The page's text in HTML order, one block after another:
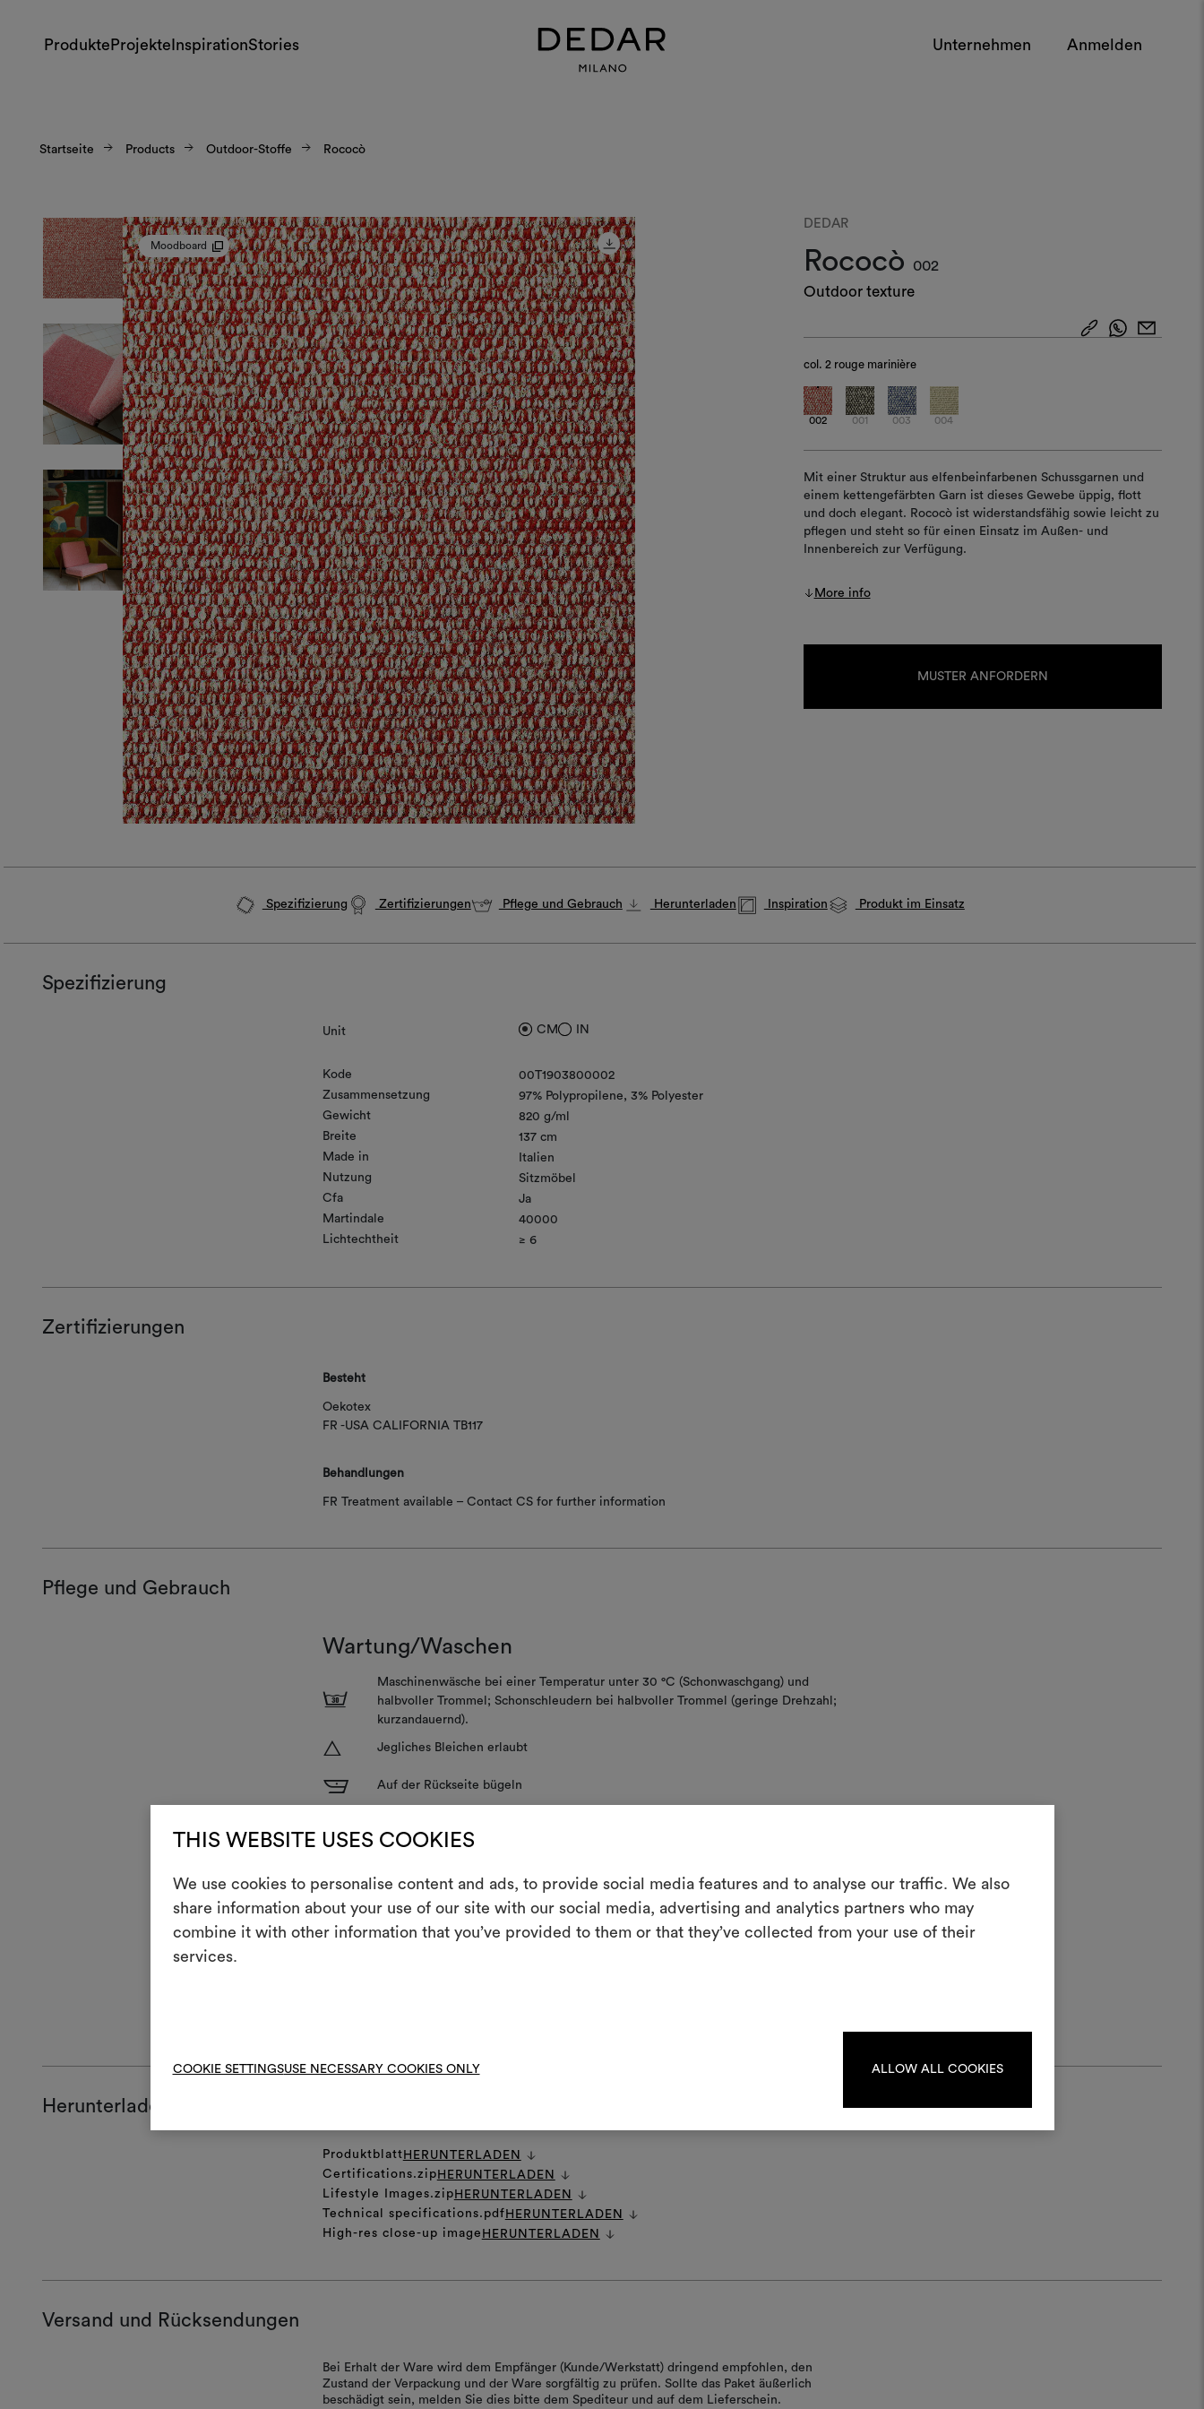
THIS WEBSITE USES COOKIES
We use cookies to personalise content and ads, to provide social media features and to analyse our traffic. We also
share information about your use of our site with our social media, advertising and analytics partners who may
combine it with other information that you’ve provided to them or that they’ve collected from your use of their
services.
COOKIE SETTINGSUSE NECESSARY COOKIES ONLY ALLOW ALL COOKIES
Produkte Projekte InspirationStories Unternehmen Anmelden
Startseite Products Outdoor-Stoffe Rococò
Moodboard
DEDAR
Rococò
002
Outdoor texture
col. 2 rouge marinière
002 001 003 004
Mit einer Struktur aus elfenbeinfarbenen Schussgarnen und
einem kettengefärbten Garn ist dieses Gewebe üppig, flott
und doch elegant. Rococò ist widerstandsfähig sowie leicht zu
pflegen und steht so für einen Einsatz im Außen- und
Innenbereich zur Verfügung.
More info
MUSTER ANFORDERN
Spezifizierung Zertifizierungen Pflege und Gebrauch Herunterladen Inspiration Produkt im Einsatz
Spezifizierung
Unit CM IN
Kode
00T1903800002
Zusammensetzung
97% Polypropilene
3% Polyester
Gewicht
820 g/ml
Breite
137 cm
Made in
Italien
Nutzung
Sitzmöbel
Cfa
Ja
Martindale
40000
Lichtechtheit
≥ 6​
Zertifizierungen
Besteht
Oekotex
FR -USA CALIFORNIA TB117
Behandlungen
FR Treatment available – Contact CS for further information
Pflege und Gebrauch
Wartung/Waschen
3
Maschinenwäsche bei einer Temperatur unter 30 °C (Schonwaschgang) und
halbvoller Trommel; Schonschleudern bei halbvoller Trommel (geringe Drehzahl;
kurzandauernd).
S Jegliches Bleichen erlaubt
I Auf der Rückseite bügeln
R
Herunterladen
Produktblatt HERUNTERLADEN
Certifications.zip HERUNTERLADEN
Lifestyle Images.zip HERUNTERLADEN
Technical specifications.pdf HERUNTERLADEN
High-res close-up image HERUNTERLADEN
Versand und Rücksendungen
Bei Erhalt der Ware wird dem Empfänger (Kunde/Werkstatt) dringend empfohlen, den
Zustand der Verpackung und der Ware sorgfältig zu prüfen. Sollte das Paket äußerlich
beschädigt sein, melden Sie dies bitte dem Spediteur und auf dem Lieferschein.
erstellen
Ein interaktives Tool, mit dem Sie Ihre Ideen zum
Leben erwecken und mit anderen teilen können,
Um Moodboards zu erstellen oder
oder registrieren Sie sich.